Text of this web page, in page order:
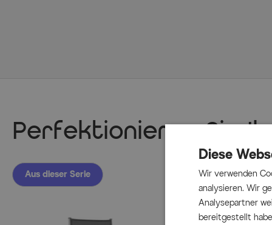
Perfektionieren Sie
Aus dieser Serie
Diese
Wir verwenden
analysieren. Wir
Analysepartner
bereitgestellt